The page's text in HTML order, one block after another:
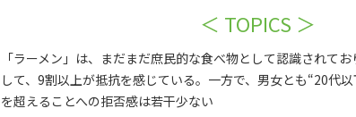
＜ TOPICS ＞
「ラーメン」は、まだまだ庶民的な食べ物として認識されて
して、9割以上が抵抗を感じている。一方で、男女とも“20代
を超えることへの拒否感は若干少ない